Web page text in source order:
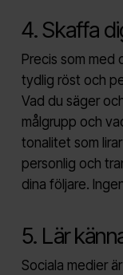
4. Skaffa
Precis som med
tydlig röst och
Vad du säger
målgrupp och
tonalitet som
personlig och
dina följare.
5. Lär
Sociala medier